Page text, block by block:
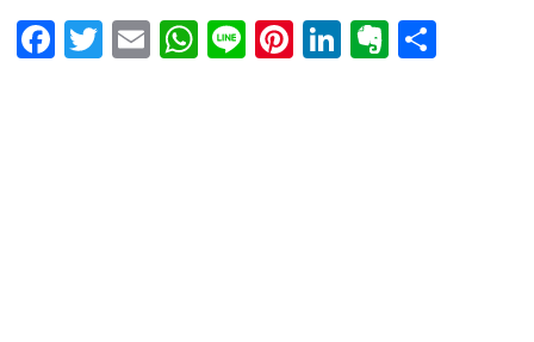
Facebook
Twitter
EmailWhatsApp
LinePinterest
LinkedIn